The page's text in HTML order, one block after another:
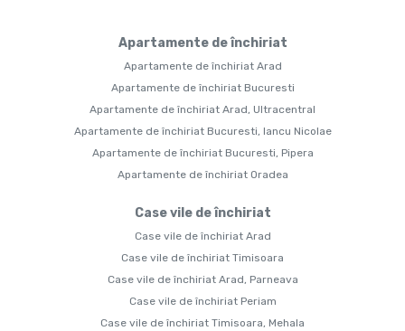
Apartamente de închiriat
Apartamente de închiriat Arad
Apartamente de închiriat Bucuresti
Apartamente de închiriat Arad, Ultracentral
Apartamente de închiriat Bucuresti, Iancu Nicolae
Apartamente de închiriat Bucuresti, Pipera
Apartamente de închiriat Oradea
Case vile de închiriat
Case vile de închiriat Arad
Case vile de închiriat Timisoara
Case vile de închiriat Arad, Parneava
Case vile de închiriat Periam
Case vile de închiriat Timisoara, Mehala